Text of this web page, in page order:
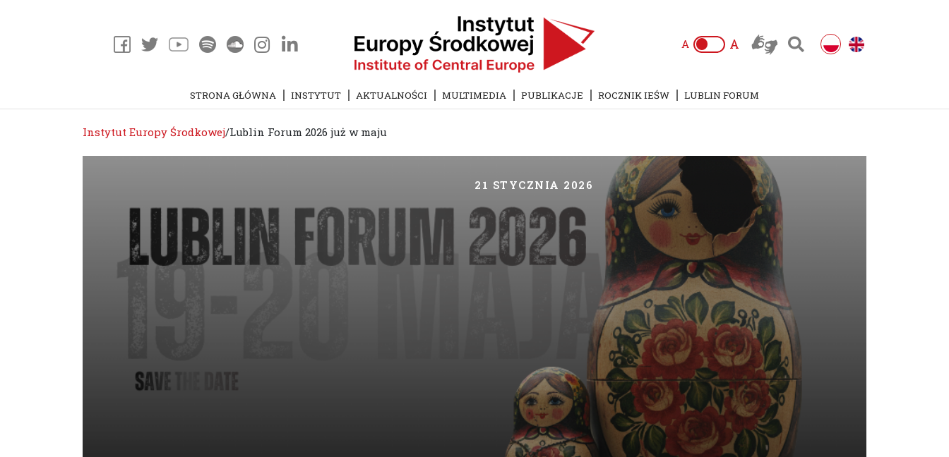
A A
STRONA GŁÓWNA INSTYTUT AKTUALNOŚCI MULTIMEDIA PUBLIKACJE ROCZNIK IEŚW LUBLIN FORUM
Instytut Europy Środkowej/Lublin Forum 2026 już w maju
21 STYCZNIA 2026